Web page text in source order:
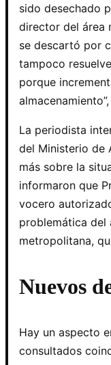
sido desechado
director del área
se descartó por
tampoco
porque
La periodista
del Ministerio de
más sobre la
informaron que
vocero
problemática del
metropolitana,
Nuevos
Hay un aspecto
consultados